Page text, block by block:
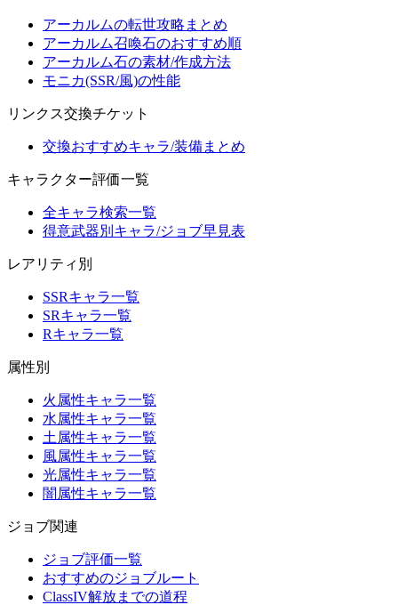
アーカルムの転世攻略まとめ
アーカルム召喚石のおすすめ順
アーカルム石の素材/作成方法
モニカ(SSR/風)の性能
リンクス交換チケット
交換おすすめキャラ/装備まとめ
キャラクター評価一覧
全キャラ検索一覧
得意武器別キャラ/ジョブ早見表
レアリティ別
SSRキャラ一覧
SRキャラ一覧
Rキャラ一覧
属性別
火属性キャラ一覧
水属性キャラ一覧
土属性キャラ一覧
風属性キャラ一覧
光属性キャラ一覧
闇属性キャラ一覧
ジョブ関連
ジョブ評価一覧
おすすめのジョブルート
ClassIV解放までの道程